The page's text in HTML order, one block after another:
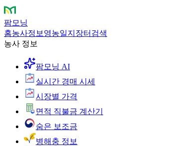
팜모닝
홈농사정보 영농일지 장터 검색
농사 정보
팜모닝 AI
실시간 경매 시세
시장별 가격
면적 직불금 계산기
숨은 보조금
병해충 정보